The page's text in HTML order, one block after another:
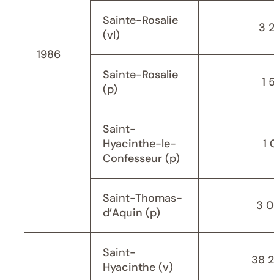
1986
Sainte-Rosalie
(vl)
3
Sainte-Rosalie
(p)
1
Saint-
Hyacinthe-le-
Confesseur (p)
1
Saint-Thomas-
d’Aquin (p)
3
Saint-
Hyacinthe (v)
38